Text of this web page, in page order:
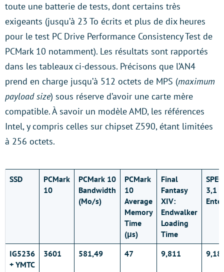
toute une batterie de tests, dont certains très
exigeants (jusqu’à 23 To écrits et plus de dix heures
pour le test PC Drive Performance Consistency Test de
PCMark 10 notamment). Les résultats sont rapportés
dans les tableaux ci-dessous. Précisons que l’AN4
prend en charge jusqu’à 512 octets de MPS (maximum
payload size) sous réserve d’avoir une carte mère
compatible. À savoir un modèle AMD, les références
Intel, y compris celles sur chipset Z590, étant limitées
à 256 octets.
SSD
PCMark
10
PCMark 10
Bandwidth
(Mo/s)
PCMark
10
Average
Memory
Time
(μs)
Final
Fantasy
XIV:
Endwalker
Loading
Time
3,1
IG5236
+ YMTC
3601 581,49 47 9,811 9,18